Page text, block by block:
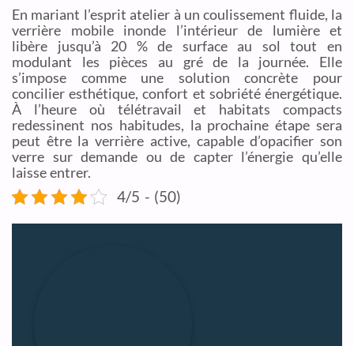
En mariant l’esprit atelier à un coulissement fluide, la
verrière mobile inonde l’intérieur de lumière et
libère jusqu’à 20 % de surface au sol tout en
modulant les pièces au gré de la journée. Elle
s’impose comme une solution concrète pour
concilier esthétique, confort et sobriété énergétique.
À l’heure où télétravail et habitats compacts
redessinent nos habitudes, la prochaine étape sera
peut être la verrière active, capable d’opacifier son
verre sur demande ou de capter l’énergie qu’elle
laisse entrer.
4/5 - (50)